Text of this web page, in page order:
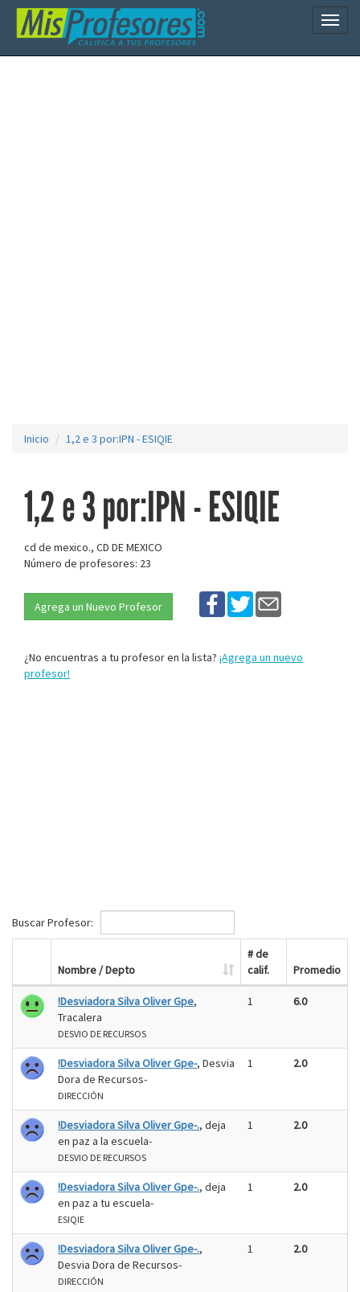
Inicio 1,2 e 3 por:IPN - ESIQIE
1,2 e 3 por:IPN - ESIQIE
cd de mexico., CD DE MEXICO
Número de profesores: 23
Agrega un Nuevo Profesor
¿No encuentras a tu profesor en la lista? ¡Agrega un nuevo
profesor!
Buscar Profesor:
Nombre / Depto
# de
calif.
Promedio
!Desviadora Silva Oliver Gpe,
Tracalera
DESVIO DE RECURSOS
1 6.0
!Desviadora Silva Oliver Gpe-, Desvia
Dora de Recursos-
DIRECCIÓN
1 2.0
!Desviadora Silva Oliver Gpe-., deja
en paz a la escuela-
DESVIO DE RECURSOS
1 2.0
!Desviadora Silva Oliver Gpe-., deja
en paz a tu escuela-
ESIQIE
1 2.0
!Desviadora Silva Oliver Gpe-.,
Desvia Dora de Recursos-
DIRECCIÓN
1 2.0